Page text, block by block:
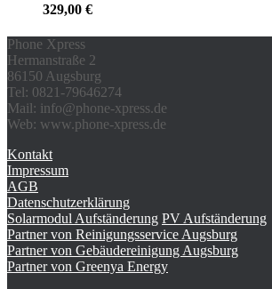
329,00 €
Phone Xpress
Hermanstraße 2
86150 Augsburg
Tel: 0821-79646274
Mail: info@phone-xpress.de
Web: www.phone-xpress.de
Kontakt
Impressum
AGB
Datenschutzerklärung
Solarmodul Aufständerung PV Aufständerung
Partner von Reinigungsservice Augsburg
Partner von Gebäudereinigung Augsburg
Partner von Greenya Energy